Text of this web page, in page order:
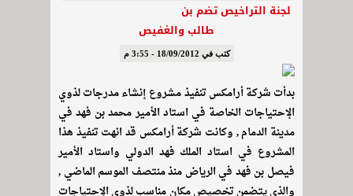
لجنة التراخيص تضم بن
طالب والغفيص
كتب في 18/09/2012 - 3:55 م
بدأت شركة أرامكس تنفيذ مشروع إنشاء مدرجات لذوي
الإحتياجات الخاصة في استاد الأمير محمد بن فهد في
مدينة الدمام , وكانت شركة أرامكس قد انهت تنفيذ هذا
المشروع في استاد الملك فهد الدولي واستاد الأمير
فيصل بن فهد في الرياض منذ منتصف الموسم الماضي ,
والذي يتضمن تخصيص مكان مناسب لذوي الإحتياجات